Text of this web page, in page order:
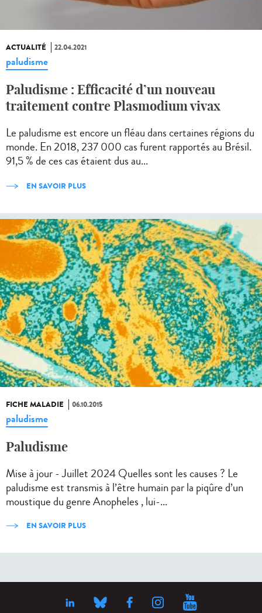
ACTUALITÉ 22.04.2021
paludisme
Paludisme : Efficacité d’un nouveau
traitement contre Plasmodium vivax
Le paludisme est encore un fléau dans certaines régions du
monde. En 2018, 237 000 cas furent rapportés au Brésil.
91,5 % de ces cas étaient dus au...
EN SAVOIR PLUS
FICHE MALADIE 06.10.2015
paludisme
Paludisme
Mise à jour - Juillet 2024 Quelles sont les causes ? Le
paludisme est transmis à l’être humain par la piqûre d’un
moustique du genre Anopheles , lui-...
EN SAVOIR PLUS